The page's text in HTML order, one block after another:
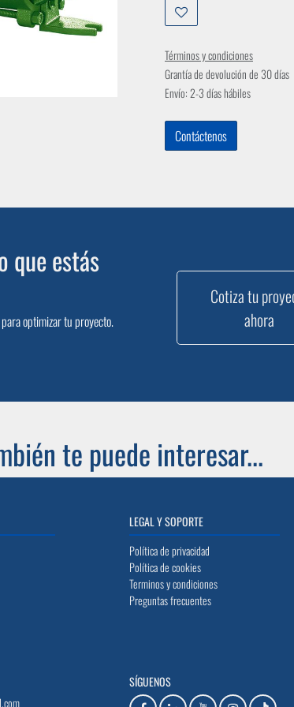
Términos y condiciones
Grantía de devolución de 30 días
Envío: 2-3 días hábiles
Contáctenos
que estás
optimizar tu proyecto.
Cotiza tu
ahora
te puede interesar...
LEGAL Y SOPORTE
Política de privacidad
Política de cookies
Terminos y condiciones
Preguntas frecuentes
SÍGUENOS